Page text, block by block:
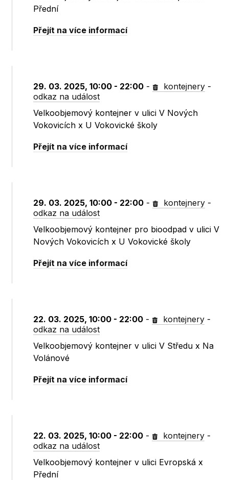
Přední
Přejít na více informací
29. 03. 2025, 10:00 - 22:00 - kontejnery -
odkaz na událost
Velkoobjemový kontejner v ulici V Nových
Vokovicích x U Vokovické školy
Přejít na více informací
29. 03. 2025, 10:00 - 22:00 - kontejnery -
odkaz na událost
Velkoobjemový kontejner pro bioodpad v ulici V
Nových Vokovicích x U Vokovické školy
Přejít na více informací
22. 03. 2025, 10:00 - 22:00 - kontejnery -
odkaz na událost
Velkoobjemový kontejner v ulici V Středu x Na
Volánové
Přejít na více informací
22. 03. 2025, 10:00 - 22:00 - kontejnery -
odkaz na událost
Velkoobjemový kontejner v ulici Evropská x
Přední